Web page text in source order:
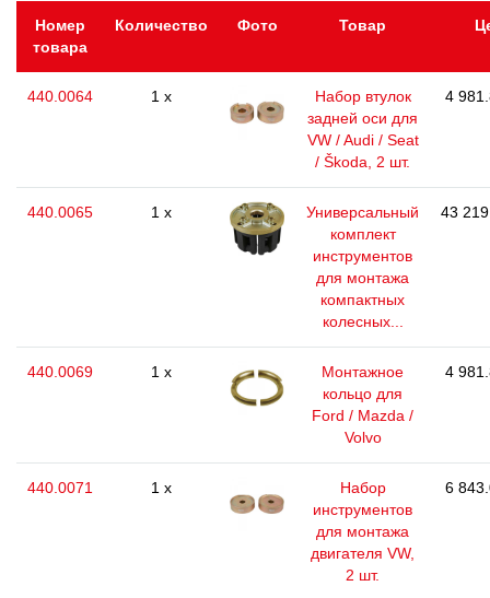
Номер
товара
Количество Фото Товар
440.0064 1 x
Набор втулок
задней оси для
VW / Audi / Seat
/ Škoda, 2 шт.
4
440.0065 1 x
Универсальный
комплект
инструментов
для монтажа
компактных
колесных...
43
440.0069 1 x
Монтажное
кольцо для
Ford / Mazda /
Volvo
4
440.0071 1 x
Набор
инструментов
для монтажа
двигателя VW,
2 шт.
6